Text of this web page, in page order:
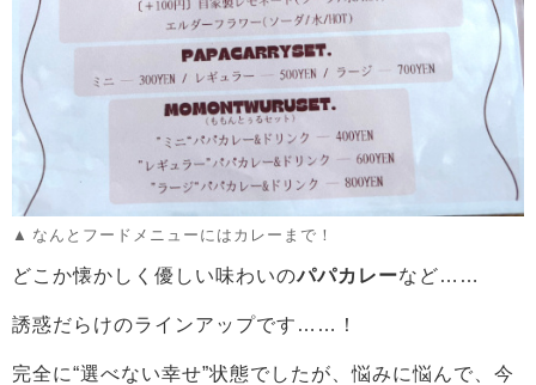
なんとフードメニューにはカレーまで！
どこか懐かしく優しい味わいのパパカレーなど……
誘惑だらけのラインアップです……！
完全に“選べない幸せ”状態でしたが、悩みに悩んで、今